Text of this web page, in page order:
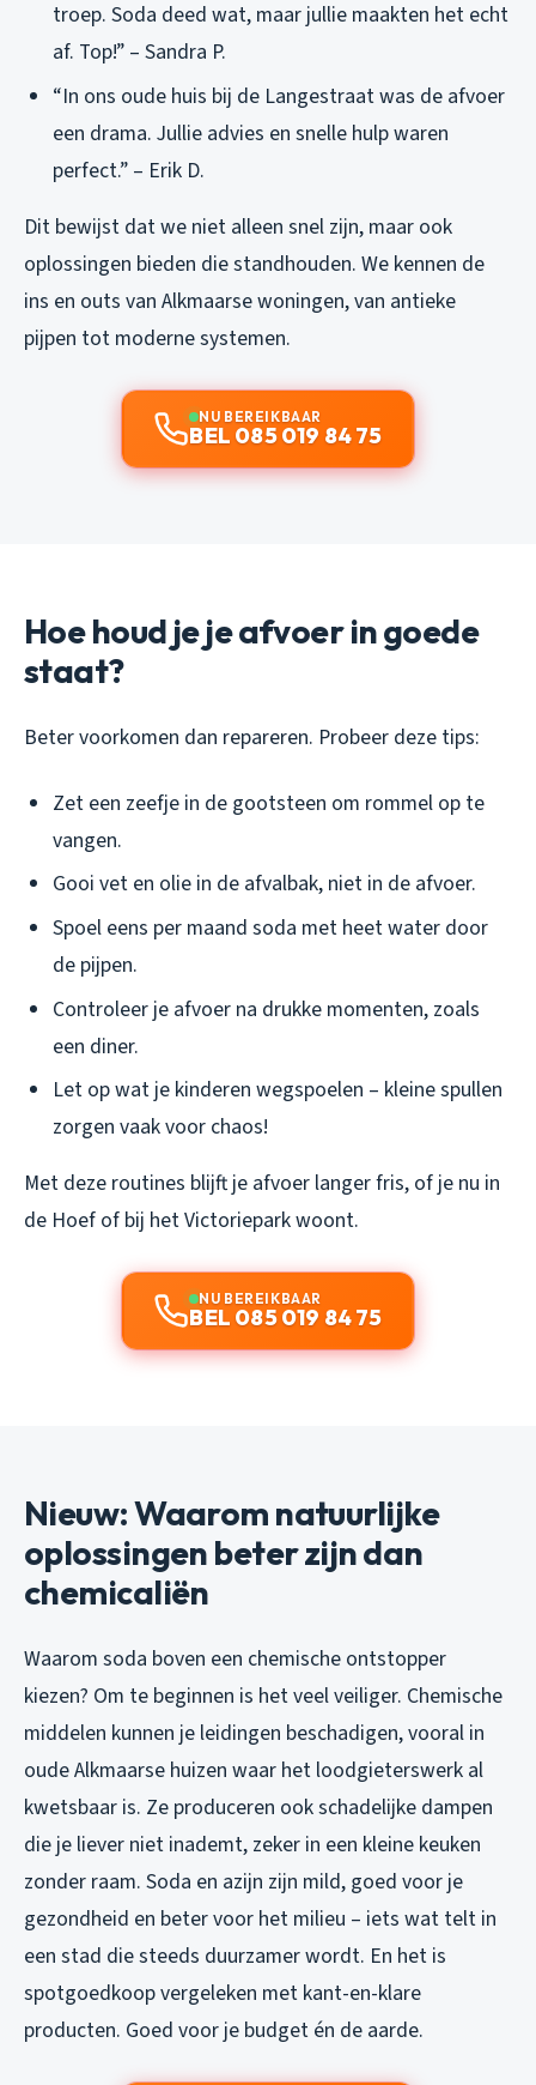
troep. Soda deed wat, maar jullie maakten het echt
af. Top!” – Sandra P.
“In ons oude huis bij de Langestraat was de afvoer
een drama. Jullie advies en snelle hulp waren
perfect.” – Erik D.
Dit bewijst dat we niet alleen snel zijn, maar ook
oplossingen bieden die standhouden. We kennen de
ins en outs van Alkmaarse woningen, van antieke
pijpen tot moderne systemen.
NU BEREIKBAAR
BEL 085 019 84 75
Hoe houd je je afvoer in goede
staat?
Beter voorkomen dan repareren. Probeer deze tips:
Zet een zeefje in de gootsteen om rommel op te
vangen.
Gooi vet en olie in de afvalbak, niet in de afvoer.
Spoel eens per maand soda met heet water door
de pijpen.
Controleer je afvoer na drukke momenten, zoals
een diner.
Let op wat je kinderen wegspoelen – kleine spullen
zorgen vaak voor chaos!
Met deze routines blijft je afvoer langer fris, of je nu in
de Hoef of bij het Victoriepark woont.
NU BEREIKBAAR
BEL 085 019 84 75
Nieuw: Waarom natuurlijke
oplossingen beter zijn dan
chemicaliën
Waarom soda boven een chemische ontstopper
kiezen? Om te beginnen is het veel veiliger. Chemische
middelen kunnen je leidingen beschadigen, vooral in
oude Alkmaarse huizen waar het loodgieterswerk al
kwetsbaar is. Ze produceren ook schadelijke dampen
die je liever niet inademt, zeker in een kleine keuken
zonder raam. Soda en azijn zijn mild, goed voor je
gezondheid en beter voor het milieu – iets wat telt in
een stad die steeds duurzamer wordt. En het is
spotgoedkoop vergeleken met kant-en-klare
producten. Goed voor je budget én de aarde.